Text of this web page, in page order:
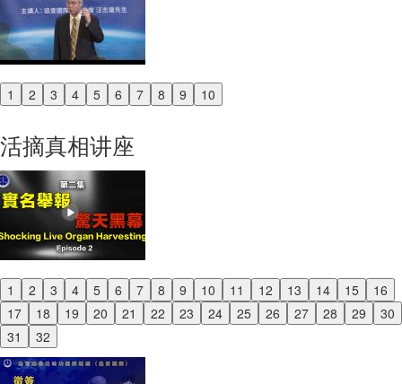
1 2 3 4 5 6 7 8 9 10
Previous
活摘真相讲座
1 2 3 4 5 6 7 8 9 10 11 12 13 14 15
16
17
18 19 20 21 22 23 24 25 26 27 28 29
30
31
32
Previous
Next